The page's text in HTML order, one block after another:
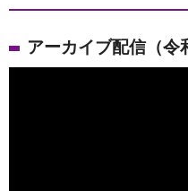
アーカイブ配信（令